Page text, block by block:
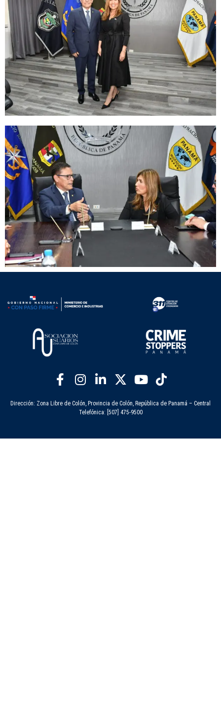
Dirección: Zona Libre de Colón, Provincia de Colón, República de Panamá – Central
Telefónica: [507] 475-9500